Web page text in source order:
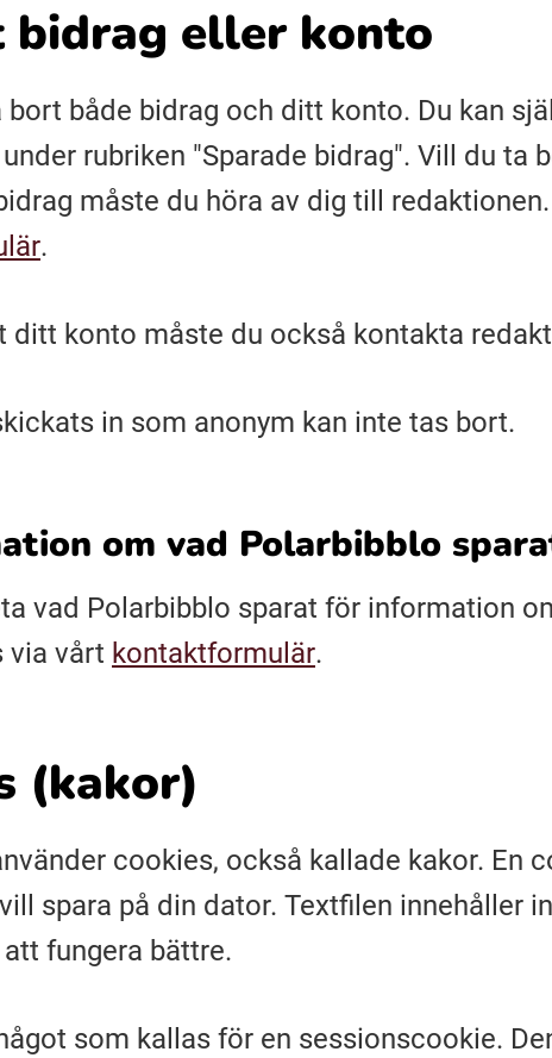
bidrag eller konto
bort både bidrag och ditt konto. Du kan
rubriken "Sparade bidrag". Vill du ta
måste du höra av dig till
.
ditt konto måste du också kontakta
in som anonym kan inte tas bort.
om vad Polarbibblo
vad Polarbibblo sparat för information
via vårt kontaktformulär.
(kakor)
cookies, också kallade kakor. En
spara på din dator. Textfilen innehåller
fungera bättre.
som kallas för en sessionscookie.